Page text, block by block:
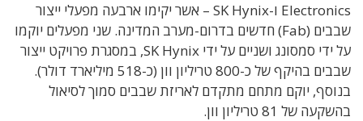
Electronics ו-SK Hynix – אשר יקימו ארבעה מפעלי ייצור
שבבים (Fab) חדשים בדרום-מערב המדינה. שני מפעלים יוקמו
על ידי סמסונג ושניים על ידי SK Hynix, במסגרת פרויקט ייצור
שבבים בהיקף של כ-800 טריליון וון (כ-518 מיליארד דולר).
בנוסף, יוקם מתחם מתקדם לאריזת שבבים סמוך לסיאול
בהשקעה של 81 טריליון וון.